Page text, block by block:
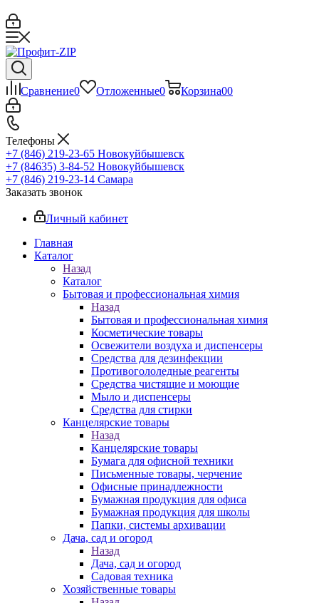
Сравнение0 Отложенные0 Корзина00
Телефоны
+7 (846) 219-23-65 Новокуйбышевск
+7 (84635) 3-84-52 Новокуйбышевск
+7 (846) 219-23-14 Самара
Заказать звонок
Личный кабинет
Главная
Каталог
Назад
Каталог
Бытовая и профессиональная химия
Назад
Бытовая и профессиональная химия
Косметические товары
Освежители воздуха и диспенсеры
Средства для дезинфекции
Противогололедные реагенты
Средства чистящие и моющие
Мыло и диспенсеры
Средства для стирки
Канцелярские товары
Назад
Канцелярские товары
Бумага для офисной техники
Письменные товары, черчение
Офисные принадлежности
Бумажная продукция для офиса
Бумажная продукция для школы
Папки, системы архивации
Дача, сад и огород
Назад
Дача, сад и огород
Садовая техника
Хозяйственные товары